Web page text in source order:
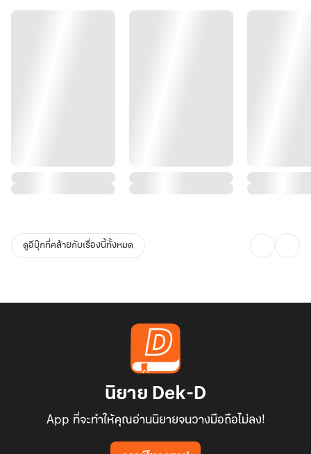
ดูอีบุ๊กที่คล้ายกับเรื่องนี้ทั้งหมด
นิยาย Dek-D
App ที่จะทำให้คุณอ่านนิยายจนวางมือถือไม่ลง!